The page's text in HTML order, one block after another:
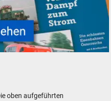
oben aufgeführten